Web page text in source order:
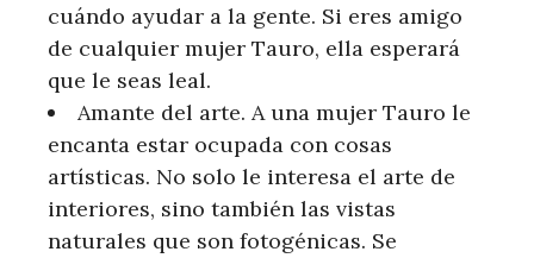
cuándo ayudar a la gente. Si eres amigo
de cualquier mujer Tauro, ella esperará
que le seas leal.
Amante del arte. A una mujer Tauro le
encanta estar ocupada con cosas
artísticas. No solo le interesa el arte de
interiores, sino también las vistas
naturales que son fotogénicas. Se